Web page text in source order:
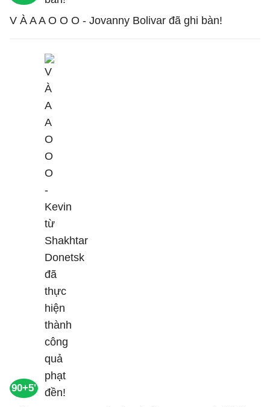
V À A A O O O - Jovanny Bolivar đã ghi bàn!
90+5'